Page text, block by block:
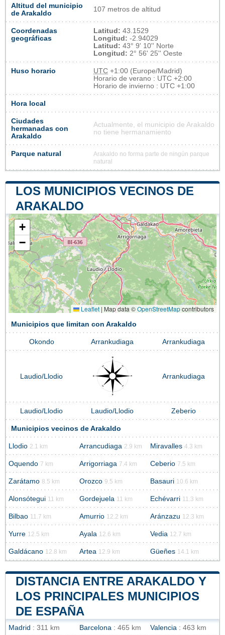
Altitud del municipio
de Arakaldo
107 metros de altitud
Coordenadas
geográficas
Latitud: 43.1529
Longitud: -2.94029
Latitud: 43° 9' 10'' Norte
Longitud: 2° 56' 25'' Oeste
Huso horario UTC +1:00 (Europe/Madrid)
Horario de verano : UTC +2:00
Horario de invierno : UTC +1:00
Hora local
Ciudades
hermanadas con
Arakaldo
Actualmente, el municipio de Arakaldo
no tiene hermanamiento
Parque natural
Arakaldo no forma parte de ningún parque
natural
LOS MUNICIPIOS VECINOS DE
ARAKALDO
+
−
Leaflet | Map data ©OpenStreetMapcontributors
Municipios que limitan con Arakaldo
Okondo Arrankudiaga Arrankudiaga
Laudio/Llodio Arrankudiaga
Laudio/Llodio Laudio/Llodio Zeberio
Municipios vecinos de Arakaldo
Llodio 2.1 km Arrancudiaga 2.9 km Miravalles 4.3 km
Oquendo 7 km Arrigorriaga 7.4 km Ceberio 7.5 km
Zarátamo 8.5 km Orozco 9.5 km Basauri 10.6 km
Alonsótegui 11 km Gordejuela 11 km Echévarri 11.3 km
Bilbao 11.7 km Amurrio 12.2 km Aránzazu 12.3 km
Yurre 12.5 km Ayala 12.6 km Vedia 12.7 km
Galdácano 12.8 km Artea 12.9 km Güeñes 14.1 km
DISTANCIA ENTRE ARAKALDO Y
LOS PRINCIPALES MUNICIPIOS
DE ESPAÑA
Madrid : 311 km Barcelona : 465 km Valencia : 463 km